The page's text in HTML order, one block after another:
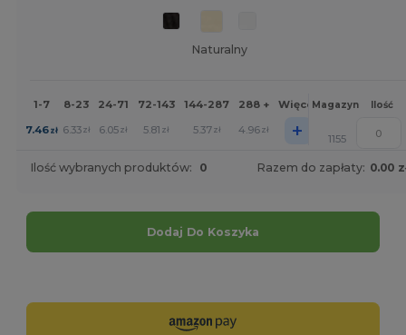
Naturalny
1-7 8-23 24-71 72-143 144-287 288 + WięcejMagazyn Ilość
7.46zł 6.33zł 6.05zł 5.81 zł 5.37zł 4.96zł + 1155
Ilość wybranych produktów: 0 Razem do zapłaty: 0.00
Dodaj Do Koszyka